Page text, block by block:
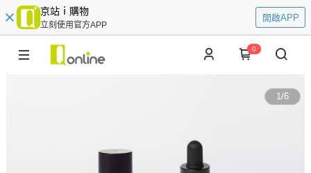
京站ｉ購物
立刻使用官方APP
開啟APP
0
1/6